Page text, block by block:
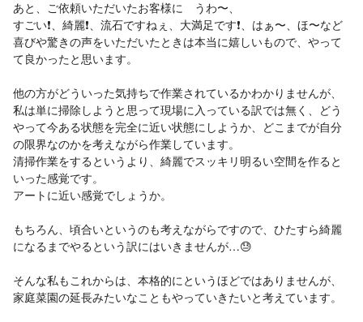
あと、ご依頼いただいたお客様に うわ〜、
すごい❗️、綺麗❗️、流石ですねぇ、大満足です❗️、はぁ〜、ほ〜など
喜びや驚きの声をいただいたときは本当に嬉しいもので、やって
て良かったと思います。
他の方がどういった気持ちで作業されているかわかりませんが、
私は単に掃除しようと思って現場に入っている訳では無く、どう
やって今ある状態を完全に近い状態にしようか、どこまでが自分
の限界なのかを考えながら作業しています。
清掃作業をするというより、綺麗でスッキリ明るい空間を作ると
いった感覚です。
アートに近い感覚でしょうか。
もちろん、頃合いというのも考えながらですので、ひたすら綺麗
になるまでやるという訳にはいきませんが…😓
そんな私もこれからは、本格的にというほどではありませんが、
家庭菜園の延長みたいなこともやっていきたいと考えています。